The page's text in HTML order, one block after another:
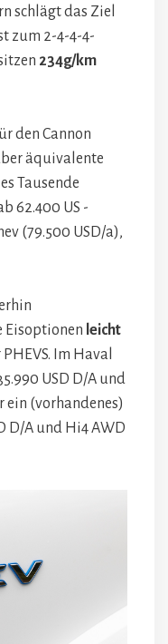
schlägt das Ziel
zum 2-4-4-4-
234g/km
den Cannon
äquivalente
Tausende
62.400 US -
(79.500 USD/a),
Eisoptionen leicht
Im Haval
USD D/A und
ein (vorhandenes)
D/A und Hi4 AWD